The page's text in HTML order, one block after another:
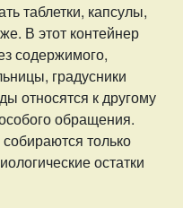
таблетки, капсулы,
В этот контейнер
содержимого,
градусники
относятся к другому
обращения.
только
остатки